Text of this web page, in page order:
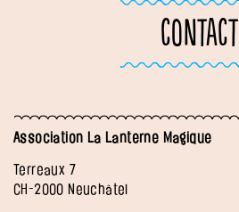
CONTACT
Association La Lanterne Magique
Terreaux 7
CH-2000 Neuchâtel